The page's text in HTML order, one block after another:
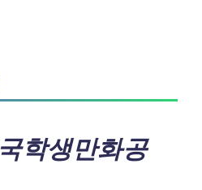
학생만화공